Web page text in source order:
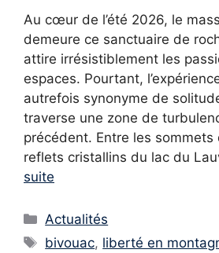
Au cœur de l’été 2026, le
demeure ce sanctuaire de
attire irrésistiblement les
espaces. Pourtant,
autrefois synonyme de
traverse une zone de
précédent. Entre les sommets
reflets cristallins du lac du
suite
Catégories
Actualités
Étiquettes
bivouac, liberté en